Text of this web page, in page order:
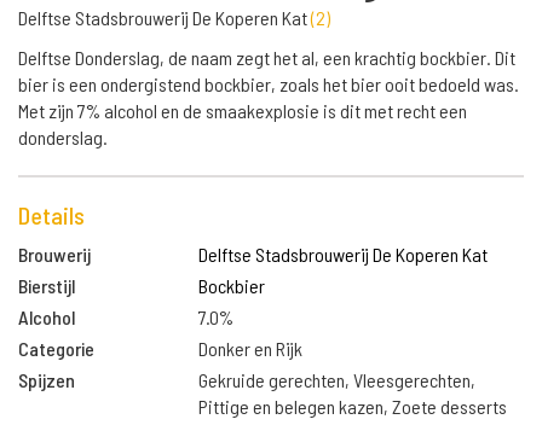
Delftse Stadsbrouwerij De Koperen Kat(2)
Delftse Donderslag, de naam zegt het al, een krachtig bockbier. Dit
bier is een ondergistend bockbier, zoals het bier ooit bedoeld was.
Met zijn 7% alcohol en de smaakexplosie is dit met recht een
donderslag.
Details
Brouwerij
Delftse Stadsbrouwerij De Koperen Kat
Bierstijl
Bockbier
Alcohol
7.0%
Categorie
Donker en Rijk
Spijzen
Gekruide gerechten, Vleesgerechten,
Pittige en belegen kazen, Zoete desserts